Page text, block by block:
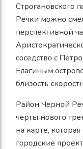
Строгановского
Речки можно
перспективной
соседство с
Елагиным
близость
Район Черной
черты нового
на карте,
городские